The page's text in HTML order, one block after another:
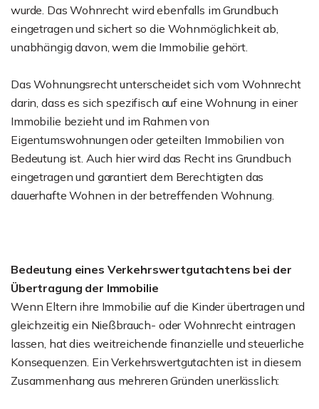
wurde. Das Wohnrecht wird ebenfalls im Grundbuch
eingetragen und sichert so die Wohnmöglichkeit ab,
unabhängig davon, wem die Immobilie gehört.
Das Wohnungsrecht unterscheidet sich vom Wohnrecht
darin, dass es sich spezifisch auf eine Wohnung in einer
Immobilie bezieht und im Rahmen von
Eigentumswohnungen oder geteilten Immobilien von
Bedeutung ist. Auch hier wird das Recht ins Grundbuch
eingetragen und garantiert dem Berechtigten das
dauerhafte Wohnen in der betreffenden Wohnung.
Bedeutung eines Verkehrswertgutachtens bei der
Übertragung der Immobilie
Wenn Eltern ihre Immobilie auf die Kinder übertragen und
gleichzeitig ein Nießbrauch- oder Wohnrecht eintragen
lassen, hat dies weitreichende finanzielle und steuerliche
Konsequenzen. Ein Verkehrswertgutachten ist in diesem
Zusammenhang aus mehreren Gründen unerlässlich: